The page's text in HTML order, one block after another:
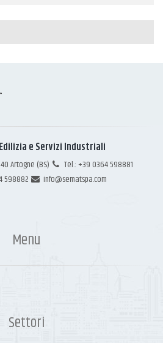
Edilizia e Servizi Industriali
Artogne (BS)
Tel.: +39 0364 598881
598882
info@sematspa.com
Menu
Settori